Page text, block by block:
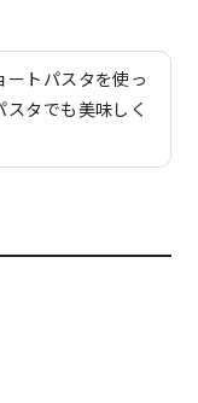
トパスタを使っ
タでも美味しく